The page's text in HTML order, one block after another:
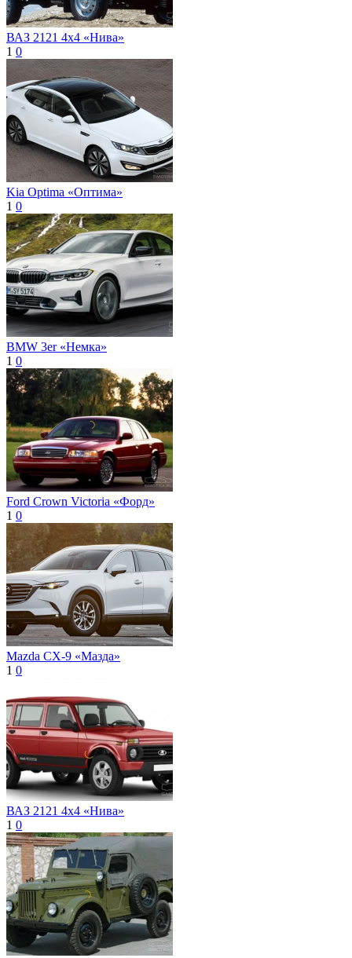
ВАЗ 2121 4x4 «Нива»
1 0
Kia Optima «Оптима»
1 0
BMW 3er «Немка»
1 0
Ford Crown Victoria «Форд»
1 0
Mazda CX-9 «Мазда»
1 0
ВАЗ 2121 4x4 «Нива»
1 0